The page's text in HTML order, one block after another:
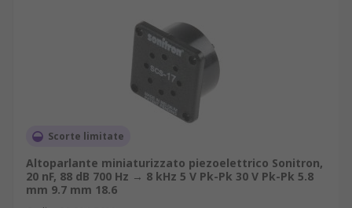
Scorte limitate
Altoparlante miniaturizzato piezoelettrico Sonitron,
20 nF, 88 dB 700 Hz → 8 kHz 5 V Pk-Pk 30 V Pk-Pk 5.8
mm 9.7 mm 18.6